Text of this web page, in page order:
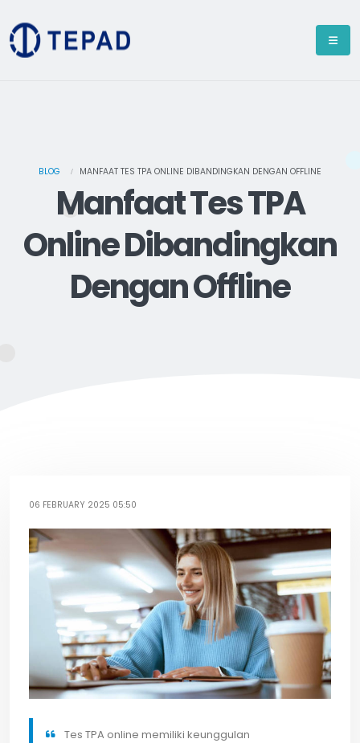
BLOG MANFAAT TES TPA ONLINE DIBANDINGKAN DENGAN OFFLINE
Manfaat Tes TPA
Online Dibandingkan
Dengan Offline
06 FEBRUARY 2025 05:50
Tes TPA online memiliki keunggulan